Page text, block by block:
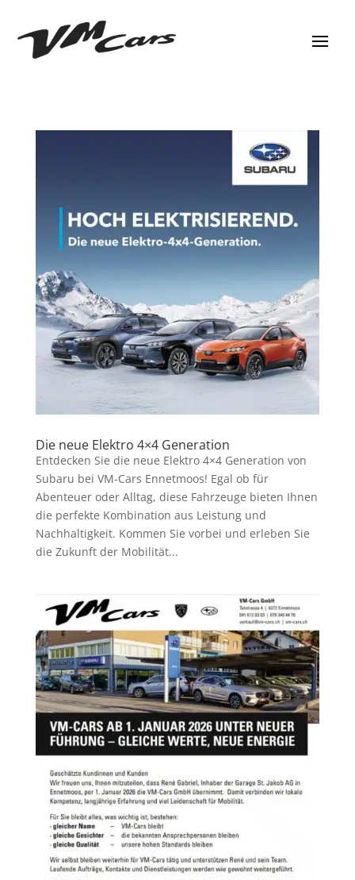
Die neue Elektro 4×4 Generation
Entdecken Sie die neue Elektro 4×4 Generation von
Subaru bei VM-Cars Ennetmoos! Egal ob für
Abenteuer oder Alltag, diese Fahrzeuge bieten Ihnen
die perfekte Kombination aus Leistung und
Nachhaltigkeit. Kommen Sie vorbei und erleben Sie
die Zukunft der Mobilität...